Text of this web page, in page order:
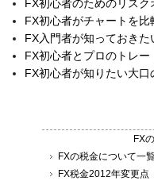
FX初心者のためのリス
FX初心者がチャートを比
FX入門者が知っておきた
FX初心者とプロのトレー
FX初心者が知りたい大
FX
FXの税金について一
FX税金2012年変更点